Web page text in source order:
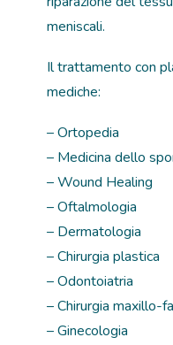
meniscali.
Il trattamento con
mediche:
– Ortopedia
– Medicina dello
– Wound Healing
– Oftalmologia
– Dermatologia
– Chirurgia plastica
– Odontoiatria
– Chirurgia maxillo-
– Ginecologia